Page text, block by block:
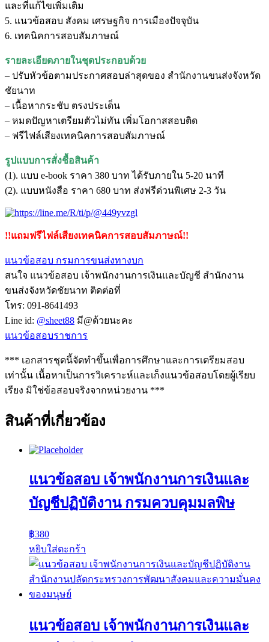
และที่แก้ไขเพิ่มเติม
5. แนวข้อสอบ สังคม เศรษฐกิจ การเมืองปัจจุบัน
6. เทคนิคการสอบสัมภาษณ์
รายละเอียดภายในชุดประกอบด้วย
– ปรับหัวข้อตามประกาศสอบล่าสุดของ สำนักงานขนส่งจังหวัด
ชัยนาท
– เนื้อหากระชับ ตรงประเด็น
– หมดปัญหาเตรียมตัวไม่ทัน เพิ่มโอกาสสอบติด
– ฟรีไฟล์เสียงเทคนิคการสอบสัมภาษณ์
รูปแบบการสั่งชื้อสินค้า
(1). แบบ e-book ราคา 380 บาท ได้รับภายใน 5-20 นาที
(2). แบบหนังสือ ราคา 680 บาท ส่งฟรีด่วนพิเศษ 2-3 วัน
!!แถมฟรีไฟล์เสียงเทคนิคการสอบสัมภาษณ์!!
แนวข้อสอบ กรมการขนส่งทางบก
สนใจ แนวข้อสอบ เจ้าพนักงานการเงินและบัญชี สำนักงาน
ขนส่งจังหวัดชัยนาท ติดต่อที่
โทร: 091-8641493
Line id: @sheet88 มี@ด้วยนะคะ
แนวข้อสอบราชการ
*** เอกสารชุดนี้จัดทำขึ้นเพื่อการศึกษาและการเตรียมสอบ
เท่านั้น เนื้อหาเป็นการวิเคราะห์และเก็งแนวข้อสอบโดยผู้เรียบ
เรียง มิใช่ข้อสอบจริงจากหน่วยงาน ***
สินค้าที่เกี่ยวข้อง
แนวข้อสอบ เจ้าพนักงานการเงินและ
บัญชีปฏิบัติงาน กรมควบคุมมลพิษ
฿380
หยิบใส่ตะกร้า
แนวข้อสอบ เจ้าพนักงานการเงินและ